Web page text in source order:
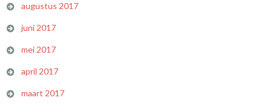
augustus 2017
juni 2017
mei 2017
april 2017
maart 2017